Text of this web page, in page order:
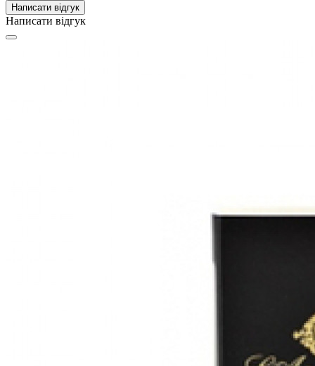
Написати відгук
Написати відгук